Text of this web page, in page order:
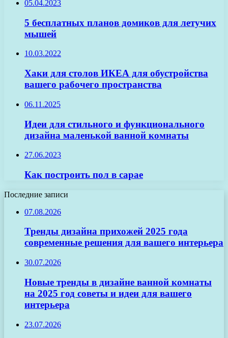
05.04.2023
5 бесплатных планов домиков для летучих
мышей
10.03.2022
Хаки для столов ИКЕА для обустройства
вашего рабочего пространства
06.11.2025
Идеи для стильного и функционального
дизайна маленькой ванной комнаты
27.06.2023
Как построить пол в сарае
Последние записи
07.08.2026
Тренды дизайна прихожей 2025 года
современные решения для вашего интерьера
30.07.2026
Новые тренды в дизайне ванной комнаты
на 2025 год советы и идеи для вашего
интерьера
23.07.2026